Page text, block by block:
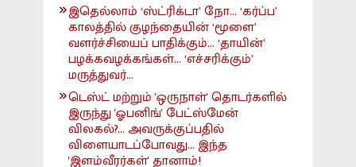
இதெல்லாம் ‘ஸ்ட்ரிக்டா’ நோ... ‘கர்ப்ப’
காலத்தில் குழந்தையின் ‘மூளை’
வளர்ச்சியைப் பாதிக்கும்... ‘தாயின்’
பழக்கவழக்கங்கள்... ‘எச்சரிக்கும்’
மருத்துவர்...
டெஸ்ட் மற்றும் 'ஒருநாள்' தொடர்களில்
இருந்து 'ஓபனிங்' பேட்ஸ்மேன்
விலகல்?... அவருக்குப்பதில்
விளையாடப்போவது... இந்த
'இளம்வீரர்கள்' தானாம்!